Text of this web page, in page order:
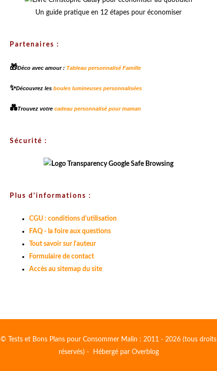
Un guide pratique en 12 étapes pour économiser
Partenaires :
🎁Déco avec amour : Tableau personnalisé Famille
✨Découvrez les boules lumineuses personnalisées
💑Trouvez votre cadeau personnalisé pour maman
Sécurité :
Plus d'informations :
CGU : conditions d'utilisation
FAQ - la foire aux questions
Tout savoir sur l'auteur
Formulaire de contact
Accès au sitemap du site
© Tests et Bons Plans pour Consommer Malin : 2011 - 2026 (tous droits
réservés) - Hébergé par Overblog